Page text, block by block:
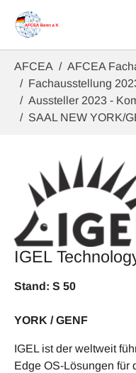
AFCEA
AFCEA
Fachausstellung
Aussteller 2023 -
SAAL NEW YORK/
IGEL
YORK / GENF
IGEL ist der weltweit
Edge OS-Lösungen für